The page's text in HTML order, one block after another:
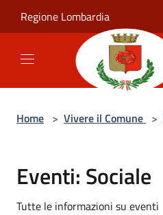
Regione Lombardia
Home > Vivere il Comune >
Eventi: Sociale
Tutte le informazioni su eventi